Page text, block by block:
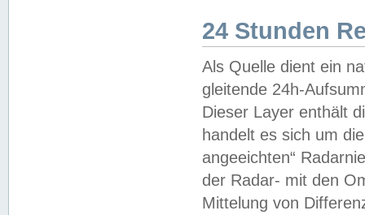
24 Stunden
Als Quelle dient ein
gleitende 24h-
Dieser Layer enthält
handelt es sich um
angeeichten“
der Radar- mit den
Mittelung von